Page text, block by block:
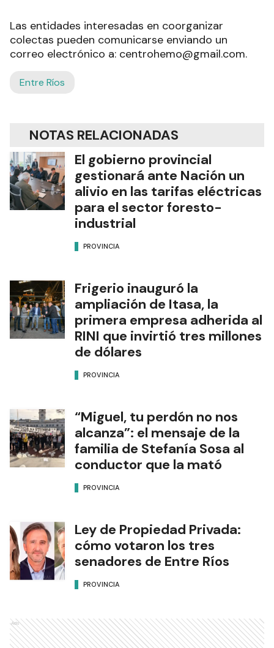
Las entidades interesadas en coorganizar
colectas pueden comunicarse enviando un
correo electrónico a: centrohemo@gmail.com.
Entre Ríos
NOTAS RELACIONADAS
El gobierno provincial
gestionará ante Nación un
alivio en las tarifas eléctricas
para el sector foresto-
industrial
PROVINCIA
Frigerio inauguró la
ampliación de Itasa, la
primera empresa adherida al
RINI que invirtió tres millones
de dólares
PROVINCIA
“Miguel, tu perdón no nos
alcanza”: el mensaje de la
familia de Stefanía Sosa al
conductor que la mató
PROVINCIA
Ley de Propiedad Privada:
cómo votaron los tres
senadores de Entre Ríos
PROVINCIA
Ads